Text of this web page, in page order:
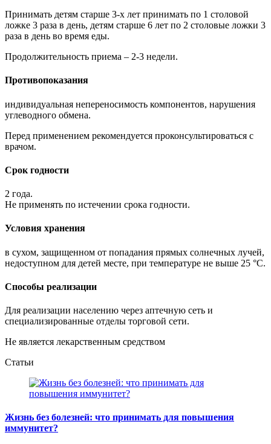
Принимать детям старше 3-х лет принимать по 1 столовой
ложке 3 раза в день, детям старше 6 лет по 2 столовые ложки 3
раза в день во время еды.
Продолжительность приема – 2-3 недели.
Противопоказания
индивидуальная непереносимость компонентов, нарушения
углеводного обмена.
Перед применением рекомендуется проконсультироваться с
врачом.
Срок годности
2 года.
Не применять по истечении срока годности.
Условия хранения
в сухом, защищенном от попадания прямых солнечных лучей,
недоступном для детей месте, при температуре не выше 25 °С.
Способы реализации
Для реализации населению через аптечную сеть и
специализированные отделы торговой сети.
Не является лекарственным средством
Статьи
Жизнь без болезней: что принимать для повышения
иммунитет?